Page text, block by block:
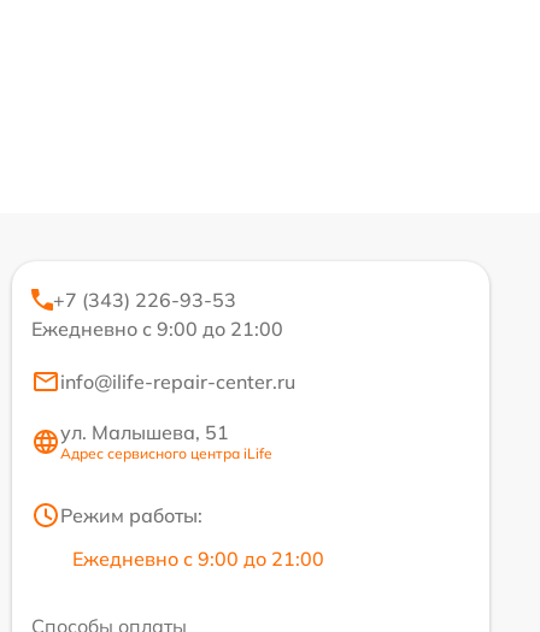
+7 (343) 226-93-53
Ежедневно с 9:00 до 21:00
info@ilife-repair-center.ru
ул. Малышева, 51
Адрес сервисного центра iLife
Режим работы:
Ежедневно с 9:00 до 21:00
Способы оплаты